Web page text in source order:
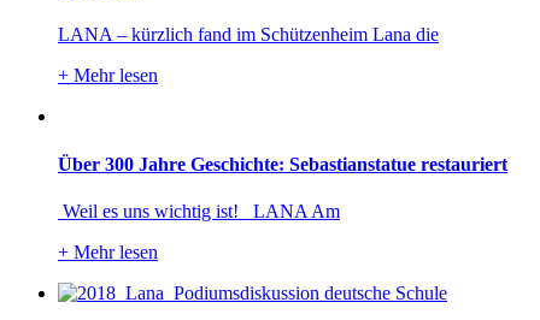
LANA – kürzlich fand im Schützenheim Lana die
+ Mehr lesen
Über 300 Jahre Geschichte: Sebastianstatue restauriert
Weil es uns wichtig ist! LANA Am
+ Mehr lesen